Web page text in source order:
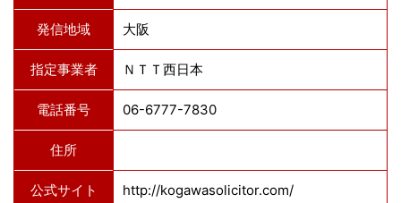
発信地域 大阪
指定事業者 ＮＴＴ西日本
電話番号 06-6777-7830
住所
公式サイト http://kogawasolicitor.com/